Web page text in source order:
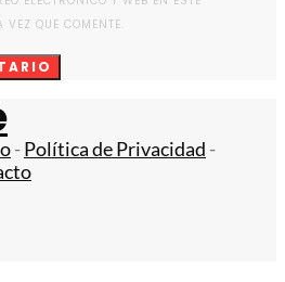
QUE COMENTE.
-Política de Privacidad -